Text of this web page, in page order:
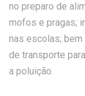
no preparo de
mofos e pragas;
nas escolas;
de transporte
a poluição.